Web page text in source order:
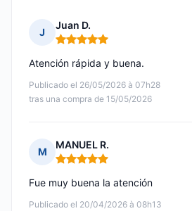
J
Juan D.
Nota: 5 de 5
Publicado el 26/05/2026 à 07h28
tras una compra de 15/05/2026
Atención rápida y buena.
M
MANUEL R.
Nota: 5 de 5
Publicado el 20/04/2026 à 08h13
Fue muy buena la atención